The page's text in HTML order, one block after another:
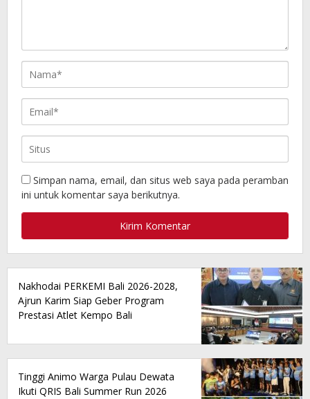
Simpan nama, email, dan situs web saya pada peramban
ini untuk komentar saya berikutnya.
Nakhodai PERKEMI Bali 2026-2028,
Ajrun Karim Siap Geber Program
Prestasi Atlet Kempo Bali
Tinggi Animo Warga Pulau Dewata
Ikuti QRIS Bali Summer Run 2026